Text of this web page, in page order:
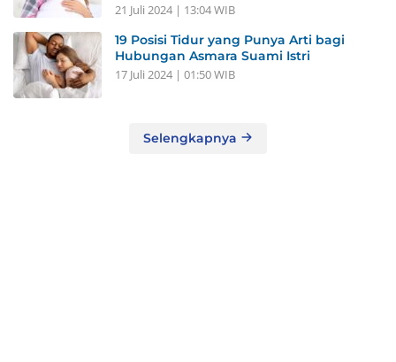
21 Juli 2024 | 13:04 WIB
19 Posisi Tidur yang Punya Arti bagi
Hubungan Asmara Suami Istri
17 Juli 2024 | 01:50 WIB
Selengkapnya